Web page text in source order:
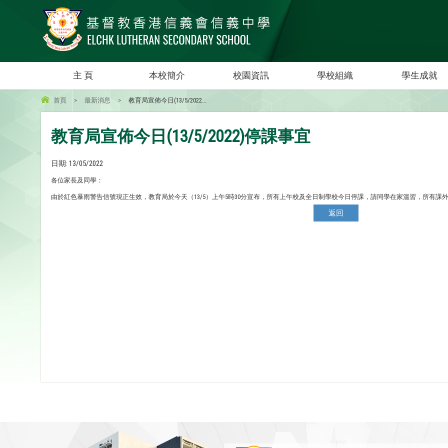
主 頁 本校簡介 校園資訊 學校組織 學生成就
首頁 > 最新消息 > 教育局宣佈今日(13/5/2022...
教育局宣佈今日(13/5/2022)停課事宜
日期: 13/05/2022
各位家長及同學：
由於紅色暴雨警告信號現正生效，教育局於今天（13/5）上午5時30分宣布，所有上午校及全日制學校今日停課，請同學在家溫習，所有課
返回